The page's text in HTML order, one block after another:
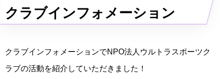
クラブインフォメーション
クラブインフォメーションでNPO法人ウルトラスポーツク
ラブの活動を紹介していただきました！